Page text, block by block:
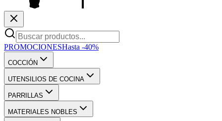
PROMOCIONESHasta -40%
COCCIÓN
UTENSILIOS DE COCINA
PARRILLAS
MATERIALES NOBLES